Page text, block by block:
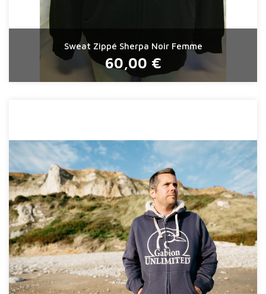
Sweat Zippé Sherpa Noir Femme
60,00 €